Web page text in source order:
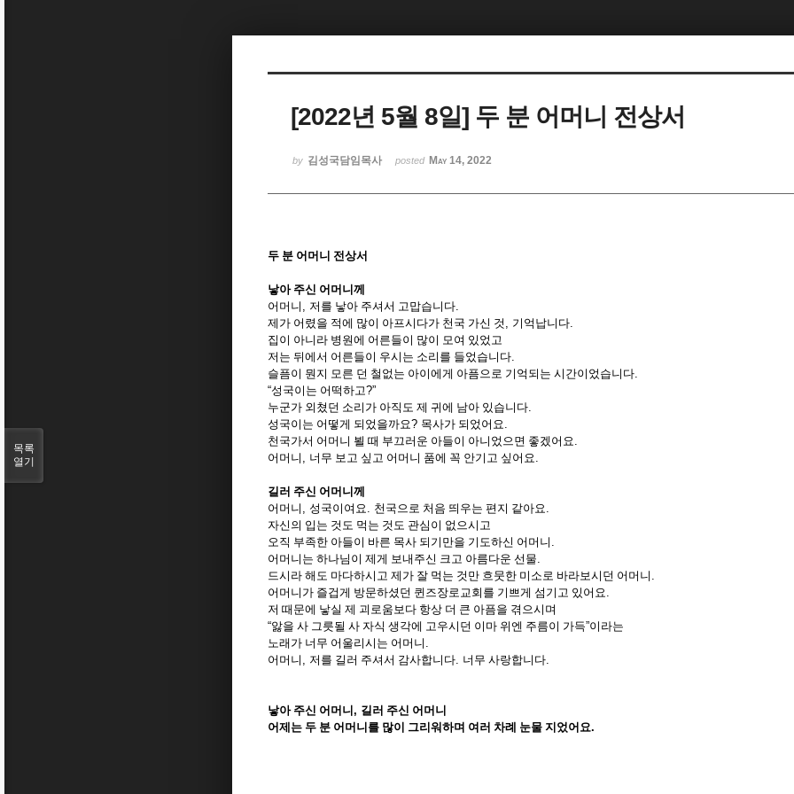
[2022년 5월 8일] 두 분 어머니 전상서
by 김성국담임목사 posted May 14, 2022
두 분 어머니 전상서
낳아 주신 어머니께
어머니 , 저를 낳아 주셔서 고맙습니다.
제가 어렸을 적에 많이 아프시다가 천국 가신 것 , 기억납니다.
집이 아니라 병원에 어른들이 많이 모여 있었고
저는 뒤에서 어른들이 우시는 소리를 들었습니다.
슬픔이 뭔지 모른 던 철없는 아이에게 아픔으로 기억되는 시간이었습니다.
“성국이는 어떡하고?”
누군가 외쳤던 소리가 아직도 제 귀에 남아 있습니다.
성국이는 어떻게 되었을까요? 목사가 되었어요.
천국가서 어머니 뵐 때 부끄러운 아들이 아니었으면 좋겠어요.
어머니 , 너무 보고 싶고 어머니 품에 꼭 안기고 싶어요.
길러 주신 어머니께
어머니 , 성국이여요. 천국으로 처음 띄우는 편지 같아요.
자신의 입는 것도 먹는 것도 관심이 없으시고
오직 부족한 아들이 바른 목사 되기만을 기도하신 어머니 .
어머니는 하나님이 제게 보내주신 크고 아름다운 선물.
드시라 해도 마다하시고 제가 잘 먹는 것만 흐뭇한 미소로 바라보시던 어머니 .
어머니가 즐겁게 방문하셨던 퀸즈장로교회를 기쁘게 섬기고 있어요.
저 때문에 낳실 제 괴로움보다 항상 더 큰 아픔을 겪으시며
“앓을 사 그릇될 사 자식 생각에 고우시던 이마 위엔 주름이 가득”이라는
노래가 너무 어울리시는 어머니 .
어머니 , 저를 길러 주셔서 감사합니다. 너무 사랑합니다.
낳아 주신 어머니 , 길러 주신 어머니
어제는 두 분 어머니를 많이 그리워하며 여러 차례 눈물 지었어요.
목록
열기
Sketchbook5, 스케치북5
Sketchbook5, 스케치북5